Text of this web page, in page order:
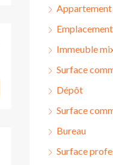
Immeuble
Surface
Dépôt
Surface
Bureau
Surface